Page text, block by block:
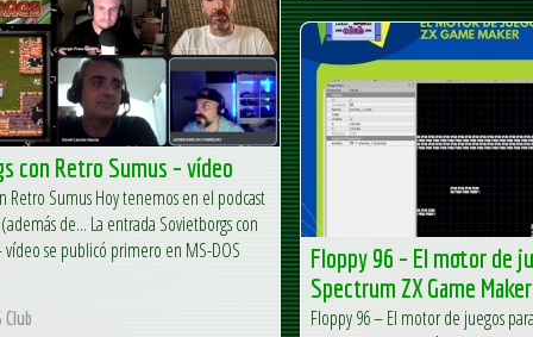
con Retro Sumus – vídeo
Retro Sumus Hoy tenemos en el podcast
de... La entrada Sovietborgs con
se publicó primero en MS-DOS
Floppy 96 – El motor de
Spectrum ZX Game Maker
Floppy 96 – El motor de juegos